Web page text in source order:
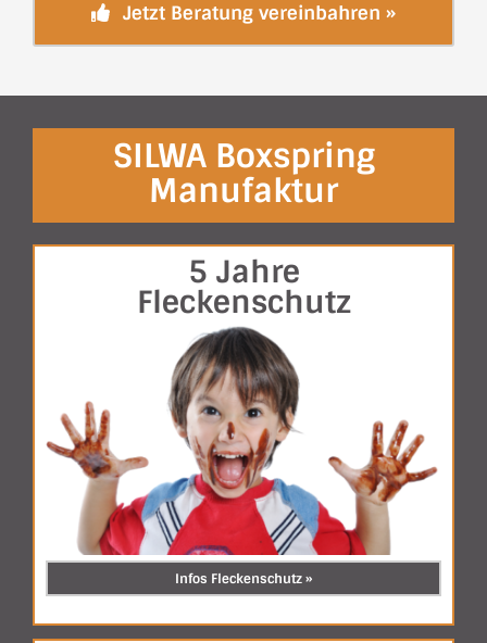
Jetzt Beratung vereinbahren »
SILWA Boxspring
Manufaktur
5 Jahre
Fleckenschutz
Infos Fleckenschutz »